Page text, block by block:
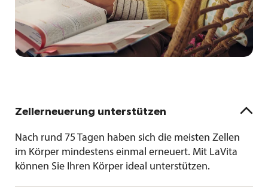
Zellerneuerung unterstützen 
Nach rund 75 Tagen haben sich die meisten Zellen
im Körper mindestens einmal erneuert. Mit LaVita
können Sie Ihren Körper ideal unterstützen.